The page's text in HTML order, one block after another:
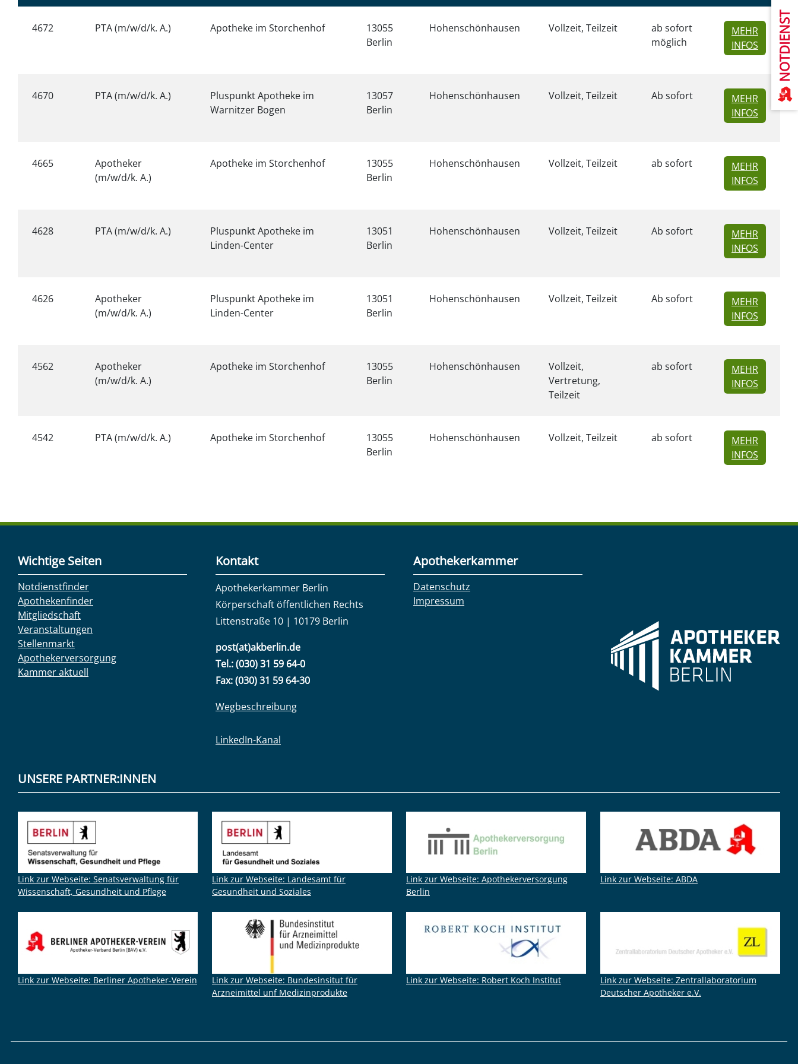
NOTDIENST
4672 PTA (m/w/d/k. A.) Apotheke im Storchenhof
13055
Berlin
Hohenschönhausen Vollzeit, Teilzeit
ab sofort
möglich
MEHR
INFOS ZU
4670 PTA (m/w/d/k. A.)
Pluspunkt Apotheke im
Warnitzer Bogen
13057
Berlin
Hohenschönhausen Vollzeit, Teilzeit Ab sofort
MEHR
INFOS ZU
4665
Apotheker
(m/w/d/k. A.)
Apotheke im Storchenhof
13055
Berlin
Hohenschönhausen Vollzeit, Teilzeit ab sofort
MEHR
INFOS
4628 PTA (m/w/d/k. A.)
Pluspunkt Apotheke im
Linden-Center
13051
Berlin
Hohenschönhausen Vollzeit, Teilzeit Ab sofort
MEHR
INFOS
4626
Apotheker
(m/w/d/k. A.)
Pluspunkt Apotheke im
Linden-Center
13051
Berlin
Hohenschönhausen Vollzeit, Teilzeit Ab sofort
MEHR
INFOS
4562
Apotheker
(m/w/d/k. A.)
Apotheke im Storchenhof
13055
Berlin
Hohenschönhausen
Vollzeit,
Vertretung,
Teilzeit
ab sofort
MEHR
INFOS
4542 PTA (m/w/d/k. A.) Apotheke im Storchenhof
13055
Berlin
Hohenschönhausen Vollzeit, Teilzeit ab sofort
MEHR
INFOS
Wichtige Seiten
Notdienstfinder
Apothekenfinder
Mitgliedschaft
Veranstaltungen
Stellenmarkt
Apothekerversorgung
Kammer aktuell
Kontakt
Apothekerkammer Berlin
Körperschaft öffentlichen Rechts
Littenstraße 10 | 10179 Berlin
post(at)akberlin.de
Tel.: (030) 31 59 64-0
Fax: (030) 31 59 64-30
Wegbeschreibung
LinkedIn-Kanal
Apothekerkammer
Datenschutz
Impressum
UNSERE PARTNER:INNEN
Link zur Webseite: Senatsverwaltung für
Wissenschaft, Gesundheit und Pflege
Link zur Webseite: Landesamt für
Gesundheit und Soziales
Link zur Webseite: Apothekerversorgung
Berlin
Link zur Webseite: ABDA
Link zur Webseite: Berliner Apotheker-Verein
Link zur Webseite: Bundesinsitut für
Arzneimittel unf Medizinprodukte
Link zur Webseite: Robert Koch Institut
Link zur Webseite: Zentrallaboratorium
Deutscher Apotheker e.V.